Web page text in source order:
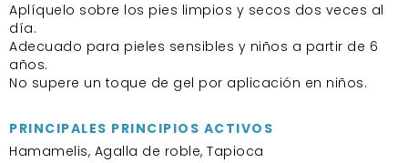
Aplíquelo sobre los pies limpios y secos dos veces al
día.
Adecuado para pieles sensibles y niños a partir de 6
años.
No supere un toque de gel por aplicación en niños.
PRINCIPALES PRINCIPIOS ACTIVOS
Hamamelis, Agalla de roble, Tapioca